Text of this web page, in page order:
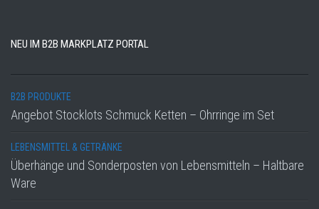
NEU IM B2B MARKPLATZ PORTAL
B2B PRODUKTE
Angebot Stocklots Schmuck Ketten – Ohrringe im Set
LEBENSMITTEL & GETRÄNKE
Überhänge und Sonderposten von Lebensmitteln – Haltbare
Ware